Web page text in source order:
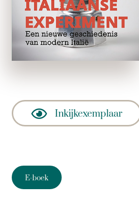
Inkijkexemplaar
E-boek